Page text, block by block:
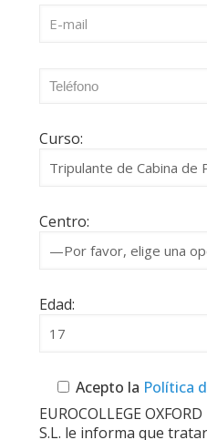
Curso:
Centro:
Edad:
Acepto la Política
EUROCOLLEGE
S.L. le informa que